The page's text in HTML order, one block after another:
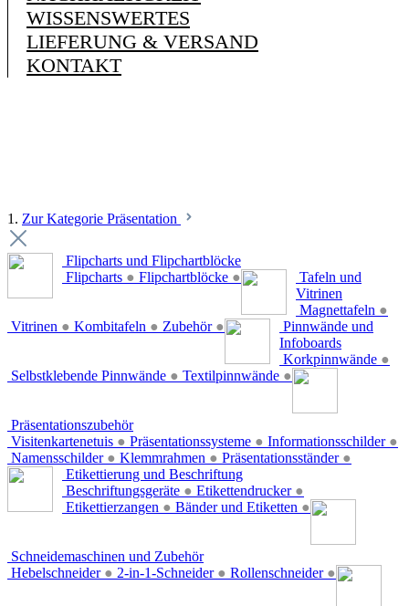
WISSENSWERTES
LIEFERUNG & VERSAND
KONTAKT
1. Zur Kategorie Präsentation
Flipcharts und Flipchartblöcke
Flipcharts ● Flipchartblöcke ●
Tafeln und
Vitrinen
Magnettafeln ●
Vitrinen ● Kombitafeln ● Zubehör ●
Pinnwände und
Infoboards
Korkpinnwände ●
Selbstklebende Pinnwände ● Textilpinnwände ●
Präsentationszubehör
Visitenkartenetuis ● Präsentationssysteme ● Informationsschilder ●
Namensschilder ● Klemmrahmen ● Präsentationsständer ●
Etikettierung und Beschriftung
Beschriftungsgeräte ● Etikettendrucker ●
Etikettierzangen ● Bänder und Etiketten ●
Schneidemaschinen und Zubehör
Hebelschneider ● 2-in-1-Schneider ● Rollenschneider ●